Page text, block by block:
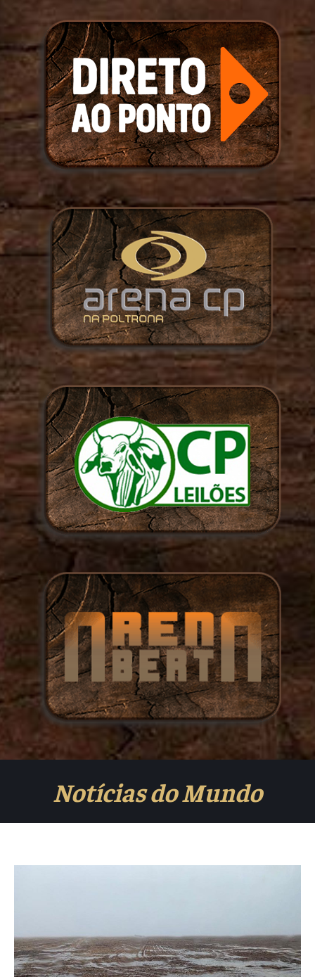
Notícias do Mundo